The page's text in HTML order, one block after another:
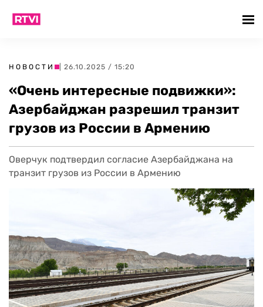
НОВОСТИ | 26.10.2025 / 15:20
«Очень интересные подвижки»:
Азербайджан разрешил транзит
грузов из России в Армению
Оверчук подтвердил согласие Азербайджана на
транзит грузов из России в Армению